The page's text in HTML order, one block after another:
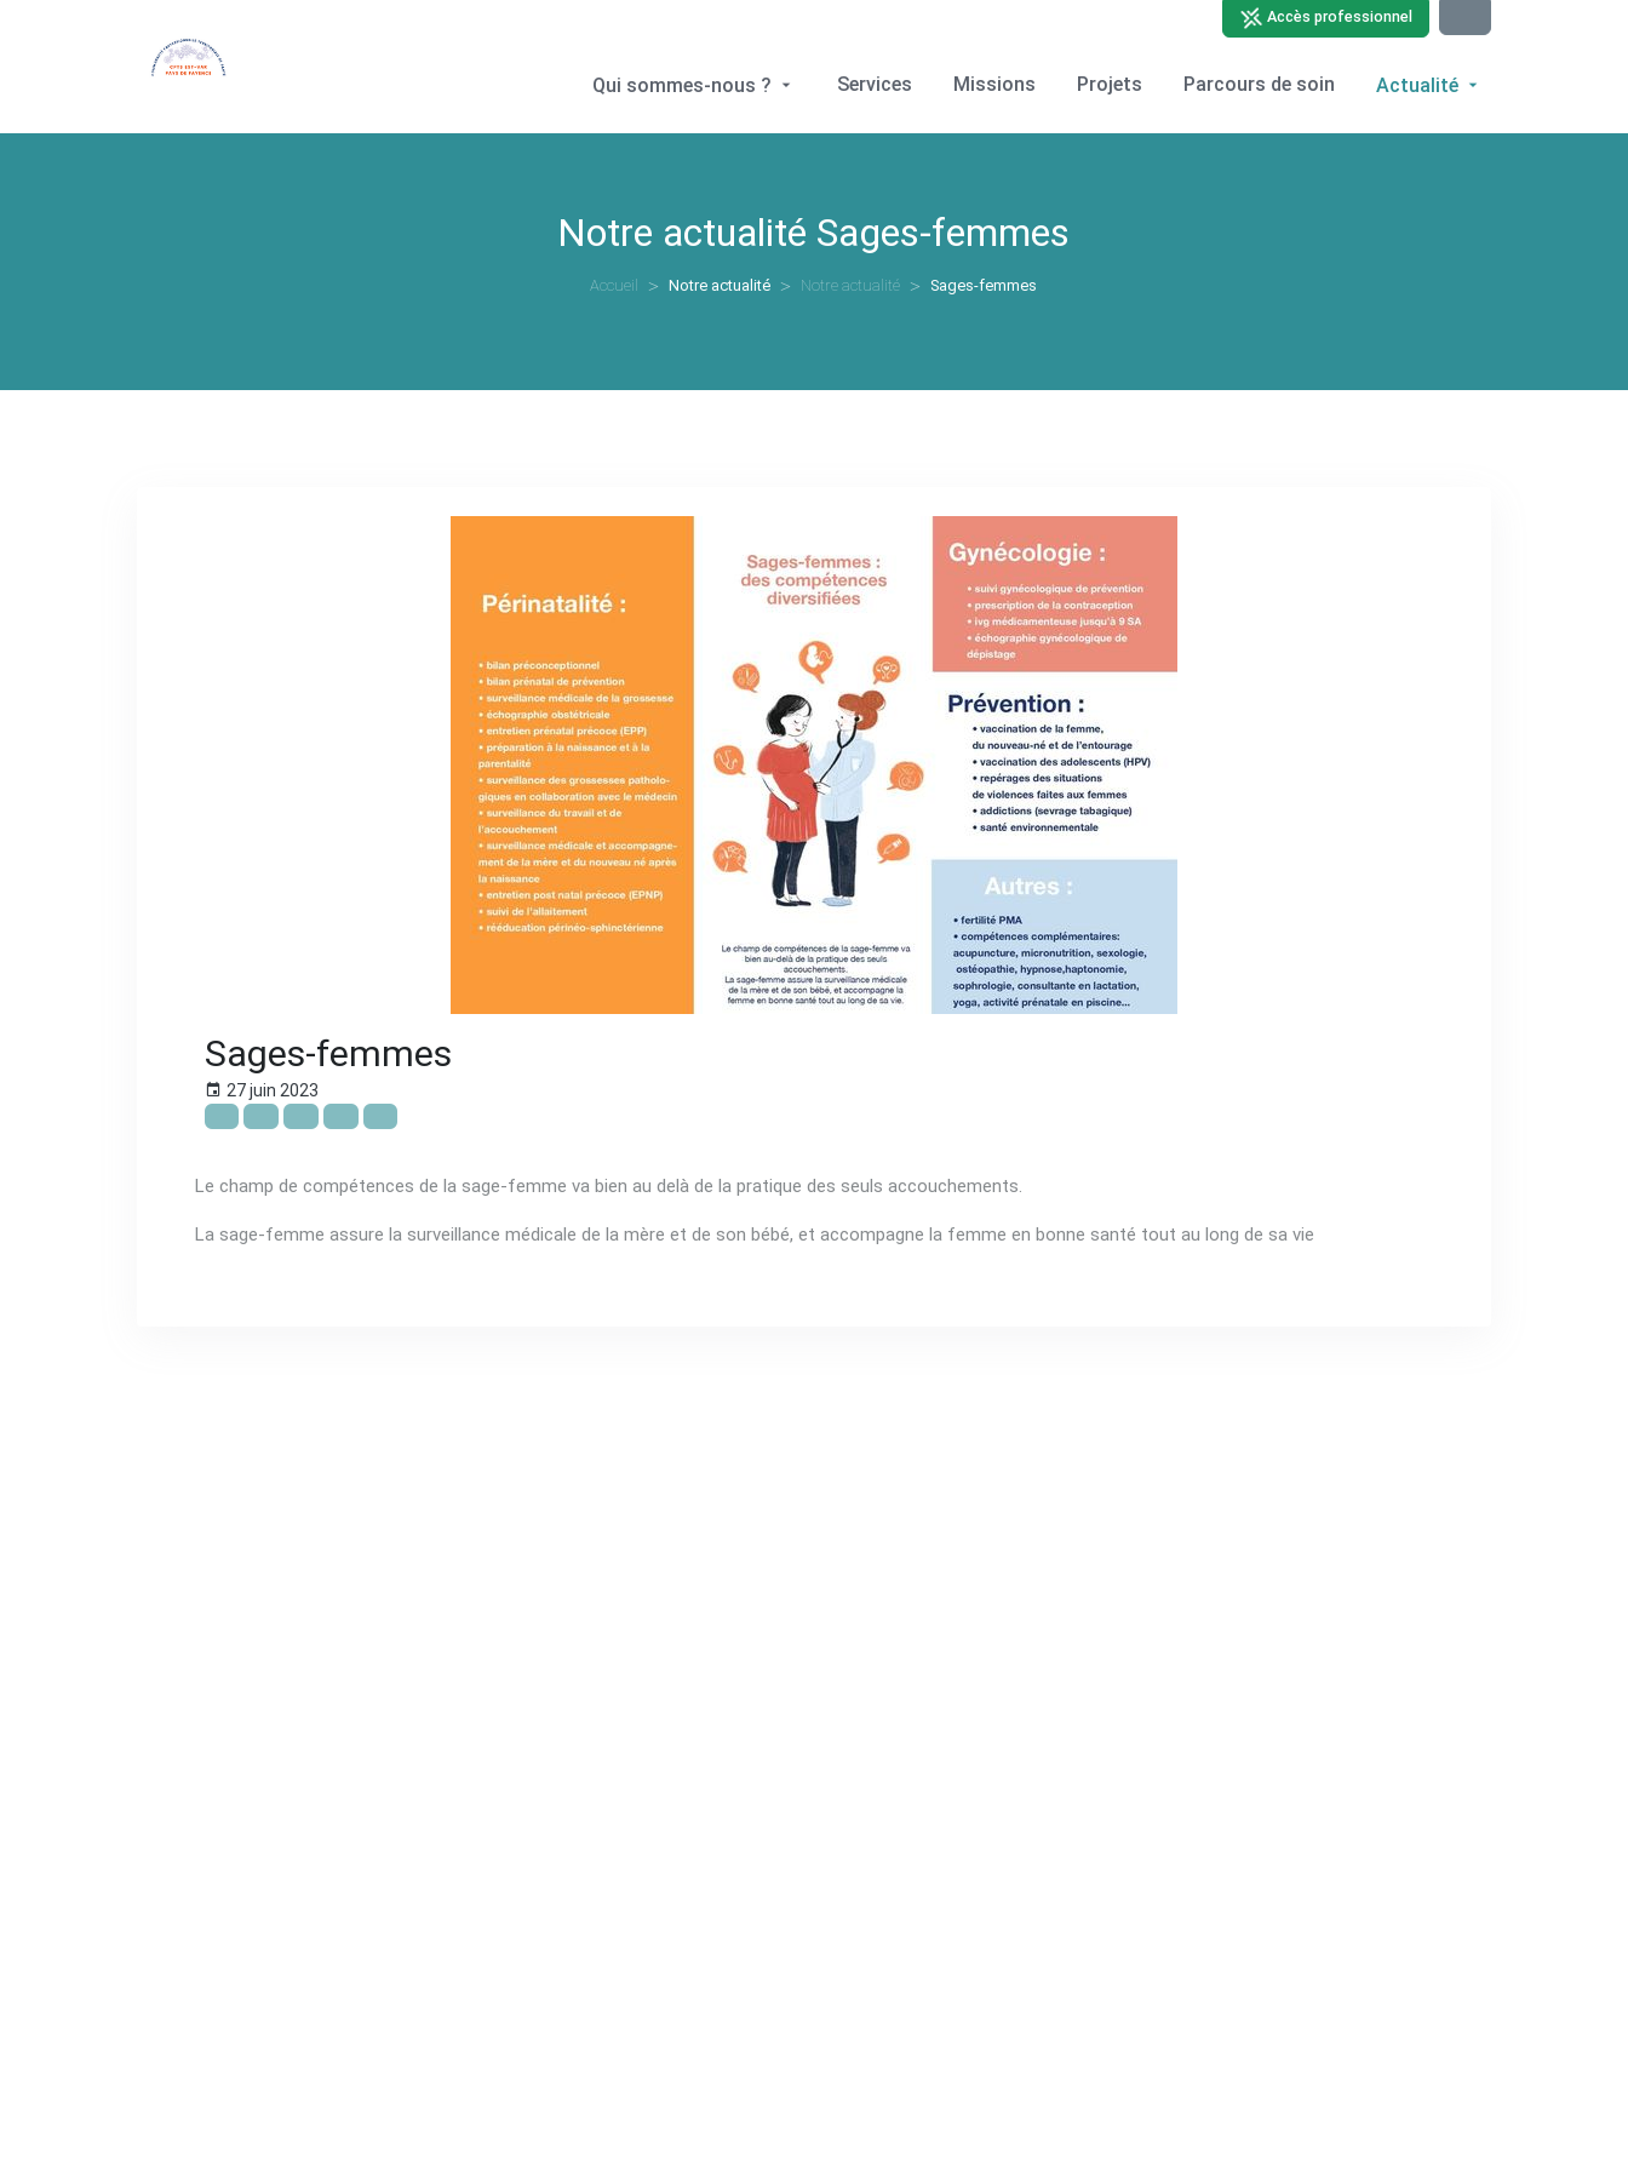
Accès professionnel
Qui sommes-nous ? Services Missions Projets Parcours de soin Actualité
Notre actualité Sages-femmes
Accueil Notre actualité Notre actualité Sages-femmes
Sages-femmes
27 juin 2023
Le champ de compétences de la sage-femme va bien au delà de la pratique des seuls accouchements.
La sage-femme assure la surveillance médicale de la mère et de son bébé, et accompagne la femme en bonne santé tout au long de sa vie